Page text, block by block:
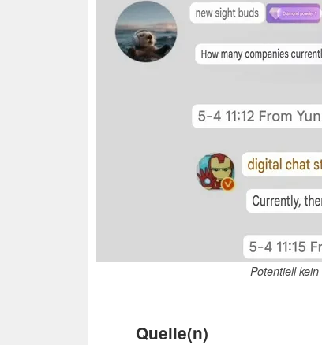
Potentiell
Quelle(n)